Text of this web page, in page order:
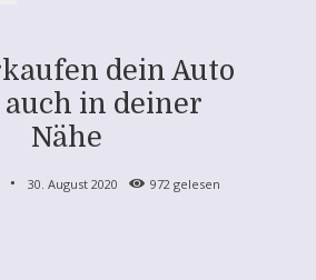
dein Auto
in deiner
Nähe
30. August 2020 972 gelesen